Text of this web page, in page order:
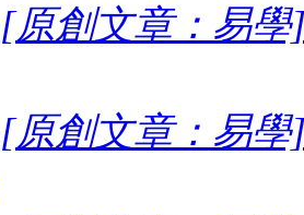
[原創文章：易學
[原創文章：易學